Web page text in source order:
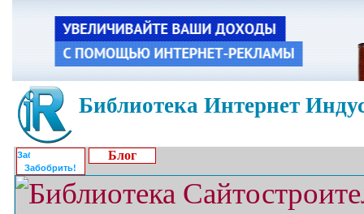
Библиотека Интернет
Забобрить!
Блог